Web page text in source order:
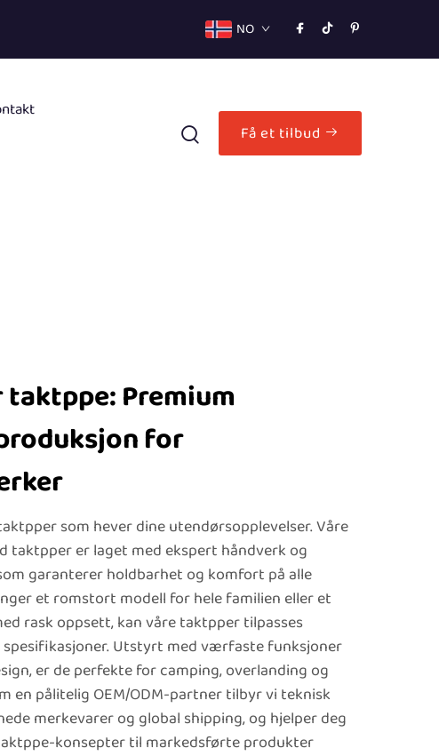
NO
Få et tilbud
Premium
for
som hever dine utendørsopplevelser. Våre
taktpper er laget med ekspert håndverk og
garanterer holdbarhet og komfort på alle
et romstort modell for hele familien eller et
rask oppsett, kan våre taktpper tilpasses
Utstyrt med værfaste funksjoner
er de perfekte for camping, overlanding og
en pålitelig OEM/ODM-partner tilbyr vi teknisk
merkevarer og global shipping, og hjelper deg
konsepter til markedsførte produkter